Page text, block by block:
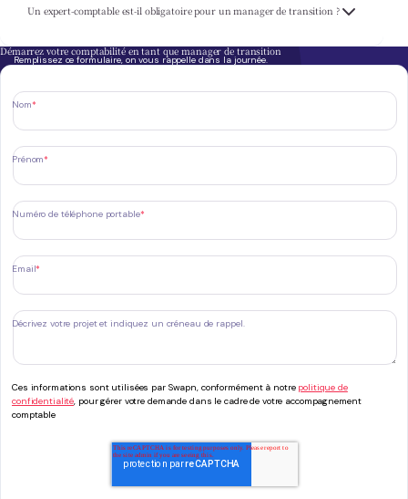
Un expert-comptable est-il obligatoire pour un manager de transition ?
Non, aucune obligation légale. Mais entre l'IS, la TVA, les frais de mission et les
échéances déclaratives, déléguer sécurise vos comptes et libère du temps pour vos
Démarrez votre comptabilité en tant que manager de transition
Remplissez ce formulaire, on vous rappelle dans la journée.
Nom*
Prénom*
Numéro de téléphone portable*
Email*
Décrivez votre projet et indiquez un créneau de rappel.
Ces informations sont utilisées par Swapn, conformément à notre politique de
confidentialité, pour gérer votre demande dans le cadre de votre accompagnement
comptable